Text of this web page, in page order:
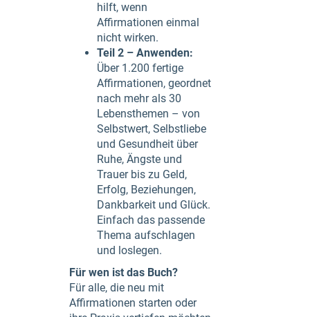
hilft, wenn
Affirmationen einmal
nicht wirken.
Teil 2 – Anwenden:
Über 1.200 fertige
Affirmationen, geordnet
nach mehr als 30
Lebensthemen – von
Selbstwert, Selbstliebe
und Gesundheit über
Ruhe, Ängste und
Trauer bis zu Geld,
Erfolg, Beziehungen,
Dankbarkeit und Glück.
Einfach das passende
Thema aufschlagen
und loslegen.
Für wen ist das Buch?
Für alle, die neu mit
Affirmationen starten oder